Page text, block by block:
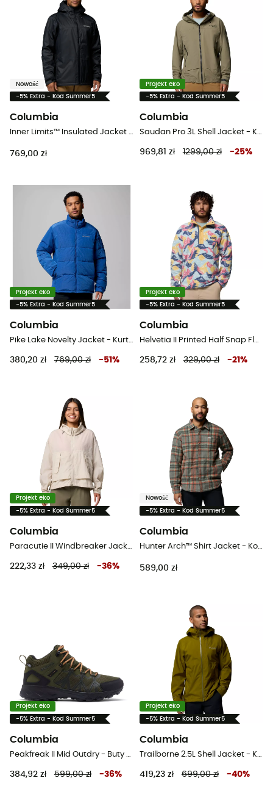
Nowość
-5% Extra - Kod Summer5
Columbia
Inner Limits™ Insulated Jacket - Kurtka męska
769,00 zł
Projekt eko
-5% Extra - Kod Summer5
Columbia
Saudan Pro 3L Shell Jacket - Kurtka przeciwdeszczowa meska
969,81 zł 1299,00 zł -25%
Projekt eko
-5% Extra - Kod Summer5
Columbia
Pike Lake Novelty Jacket - Kurtka męski
380,20 zł 769,00 zł -51 %
Projekt eko
-5% Extra - Kod Summer5
Columbia
Helvetia II Printed Half Snap Fleece - Bluza polarowa meska
258,72 zł 329,00 zł -21 %
Projekt eko
-5% Extra - Kod Summer5
Columbia
Paracutie II Windbreaker Jacket - Kurtka wiatrówka damska
222,33 zł 349,00 zł -36%
Nowość
-5% Extra - Kod Summer5
Columbia
Hunter Arch™ Shirt Jacket - Koszula meski
589,00 zł
Projekt eko
-5% Extra - Kod Summer5
Columbia
Peakfreak II Mid Outdry - Buty turystyczne meskie
384,92 zł 599,00 zł -36%
Projekt eko
-5% Extra - Kod Summer5
Columbia
Trailborne 2.5L Shell Jacket - Kurtka przeciwdeszczowa meska
419,23 zł 699,00 zł -40%